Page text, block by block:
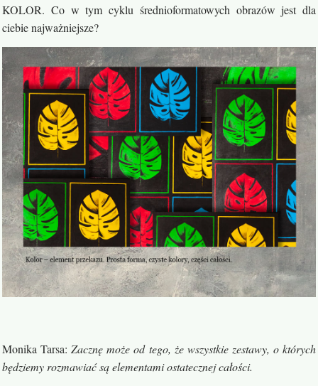
KOLOR. Co w tym cyklu średnioformatowych obrazów jest dla
ciebie najważniejsze?
Monika Tarsa:Zacznę może od tego, że wszystkie zestawy, o których
będziemy rozmawiać są elementami ostatecznej całości.